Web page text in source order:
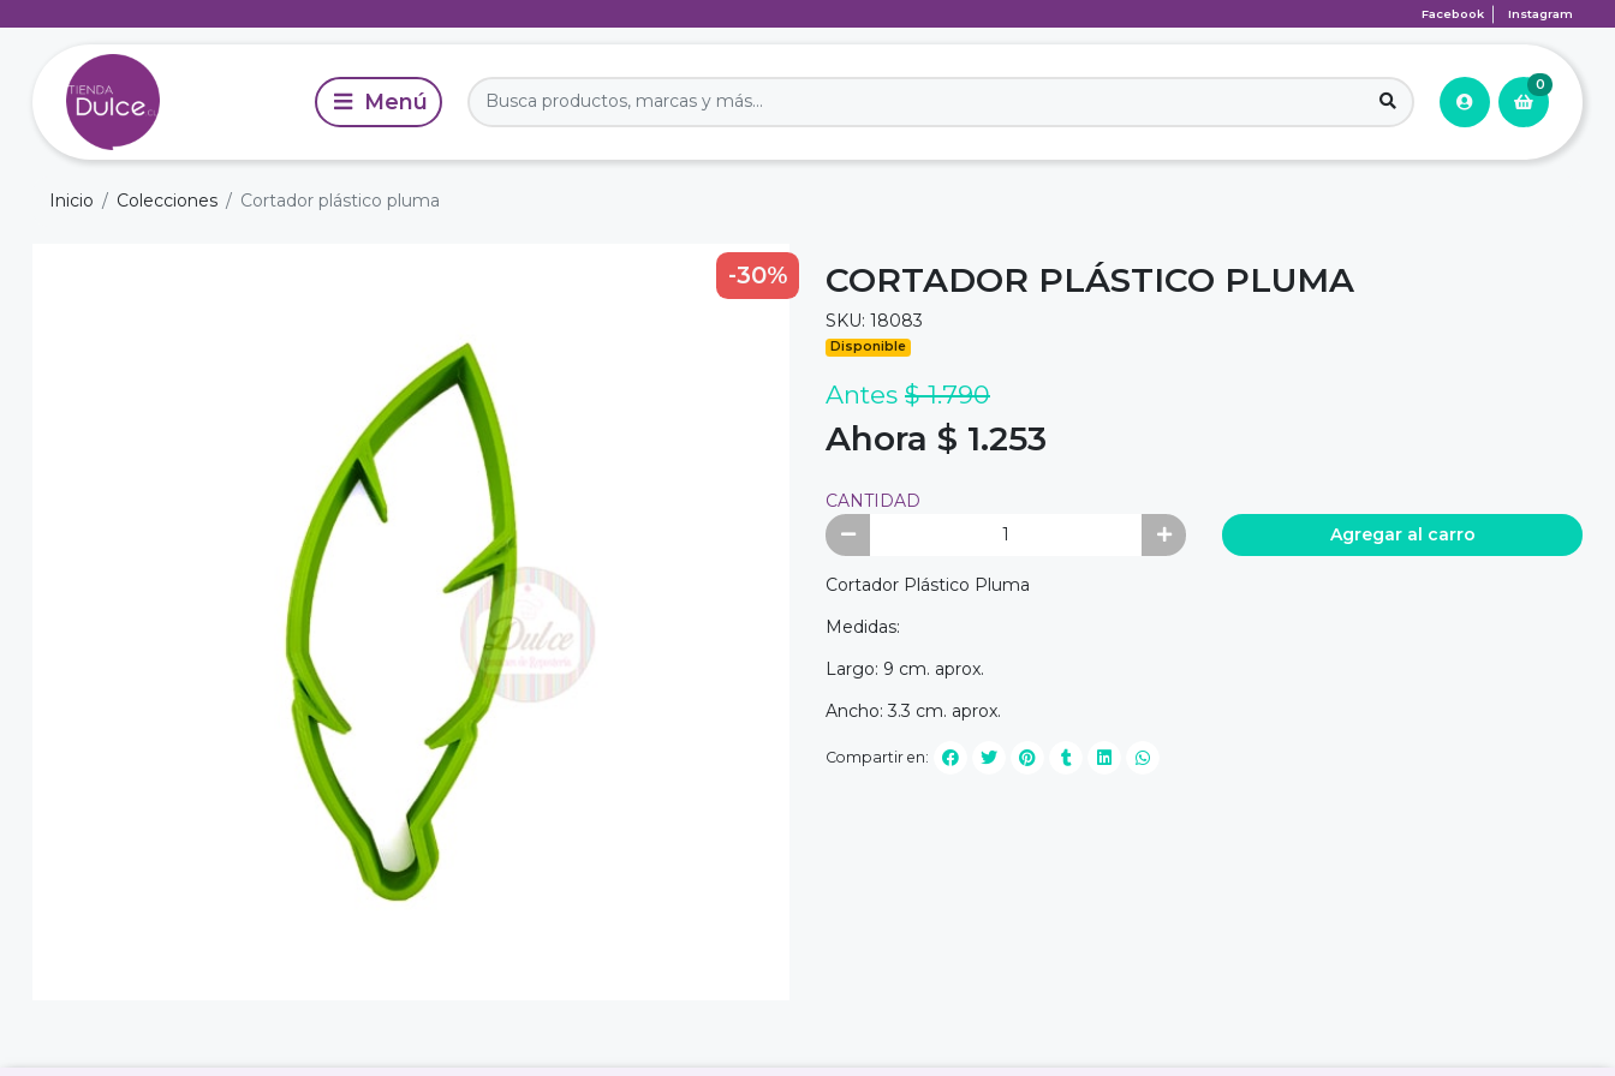
Facebook Instagram
0
Inicio Colecciones Cortador plástico pluma
-30% CORTADOR PLÁSTICO PLUMA
SKU: 18083
Disponible
Antes $ 1.790
Ahora $ 1.253
CANTIDAD
Agregar al carro
Cortador Plástico Pluma
Medidas:
Largo: 9 cm. aprox.
Ancho: 3.3 cm. aprox.
Compartir en: